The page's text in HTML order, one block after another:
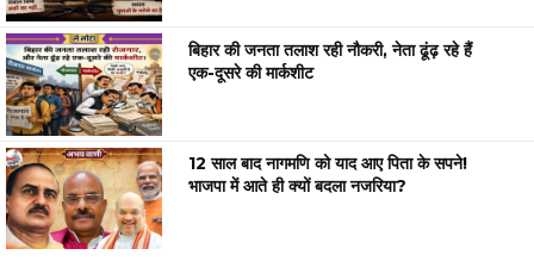
बिहार की जनता तलाश रही नौकरी, नेता ढूंढ़ रहे हैं
एक-दूसरे की मार्कशीट
12 साल बाद नागमणि को याद आए पिता के सपने!
भाजपा में आते ही क्यों बदला नजरिया?